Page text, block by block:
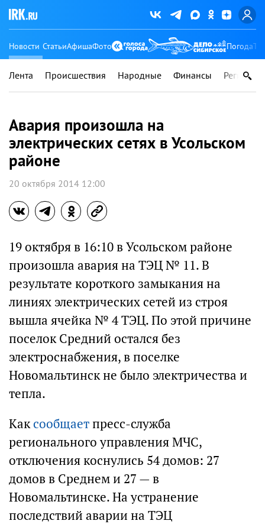
Новости СтатьиАфишаФото Погода
Лента Происшествия Народные Финансы Регионы
Авария произошла на
электрических сетях в Усольском
районе
20 октября 2014 12:00
19 октября в 16:10 в Усольском районе
произошла авария на ТЭЦ № 11. В
результате короткого замыкания на
линиях электрических сетей из строя
вышла ячейка № 4 ТЭЦ. По этой причине
поселок Средний остался без
электроснабжения, в поселке
Новомальтинск не было электричества и
тепла.
Каксообщаетпресс-служба
регионального управления МЧС,
отключения коснулись 54 домов: 27
домов в Среднем и 27 — в
Новомальтинске. На устранение
последствий аварии на ТЭЦ